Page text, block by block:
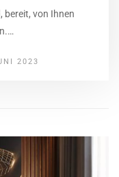
bereit, von Ihnen
2023